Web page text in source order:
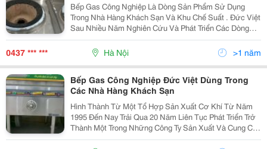
Bếp Gas Công Nghiệp Là Dòng Sản Phẩm Sử Dụng
Trong Nhà Hàng Khách Sạn Và Khu Chế Suất . Đức Việt
Sau Nhiều Năm Nghiên Cứu Và Phát Triển Các Dòng
Bếp Công Nghiệp Đã Chính Thức Tung Ra Thị Trường
Một Loạt Các Mẫu Bếp Gas Công Nghiệp Phù Hợp Với
Nhu Cầu
0437 *** *** Hà Nội >1 năm
Bếp Gas Công Nghiệp Đức Việt Dùng Trong
Các Nhà Hàng Khách Sạn
Hình Thành Từ Một Tổ Hợp Sản Xuất Cơ Khí Từ Năm
1995 Đến Nay Trải Qua 20 Năm Liên Tục Phát Triển Trở
Thành Một Trong Những Công Ty Sản Xuất Và Cung Cấp
Thiết Bị Bếp Dân Dụng Và Công Nghiệp Hàng Đầu Trên